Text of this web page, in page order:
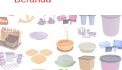
Posting Komentar (Atom)